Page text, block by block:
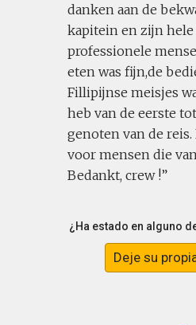
danken aan de
kapitein en zijn
professionele
eten was fijn,de
Fillipijnse meisjes
heb van de eerste
genoten van de reis.
voor mensen die
Bedankt, crew !
¿Ha estado en alguno
Deje su